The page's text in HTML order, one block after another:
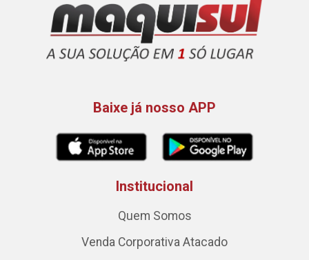
Baixe já nosso APP
Institucional
Quem Somos
Venda Corporativa Atacado